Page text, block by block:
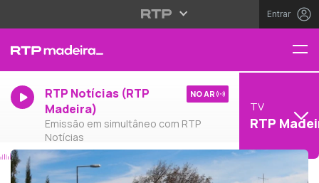
Entrar
RTP Notícias (RTP
Madeira)
Emissão em simultâneo com RTP
Notícias
NO AR
TV
RTP